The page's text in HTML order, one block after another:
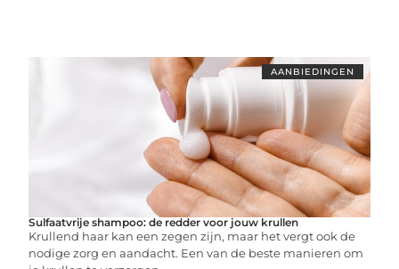
AANBIEDINGEN
Sulfaatvrije shampoo: de redder voor jouw krullen
Krullend haar kan een zegen zijn, maar het vergt ook de
nodige zorg en aandacht. Een van de beste manieren om